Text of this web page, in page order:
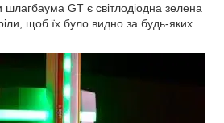
шлагбаума GT є світлодіодна зелена
щоб їх було видно за будь-яких